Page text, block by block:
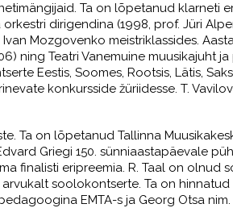
Ta on lõpetanud klarneti
dirigendina (1998, prof. Jüri
Mozgovenko meistriklassides.
ning Teatri Vanemuine muusikajuht
Eestis, Soomes, Rootsis, Lätis,
konkursside žüriidesse. T.
Ta on lõpetanud Tallinna
Griegi 150. sünniaastapäevale
finalisti eripreemia. R. Taal on olnud
soolokontserte. Ta on
EMTA-s ja Georg Otsa